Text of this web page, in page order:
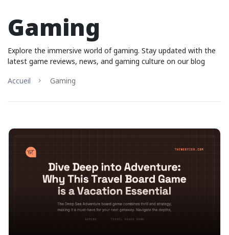
Gaming
Explore the immersive world of gaming. Stay updated with the
latest game reviews, news, and gaming culture on our blog
Accueil
Gaming